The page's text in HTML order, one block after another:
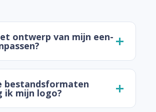
ontwerp van mijn een-
bestandsformaten
ik mijn logo?